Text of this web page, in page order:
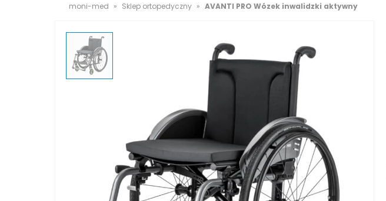
moni-med » Sklep ortopedyczny » AVANTI PRO Wózek inwalidzki aktywny